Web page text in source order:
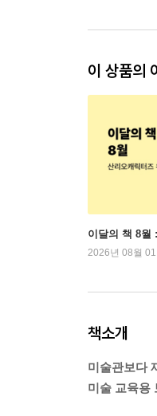
이 상품의
이달의 책 8월
2026년 08월
책소개
미술관보다
미술 교육용